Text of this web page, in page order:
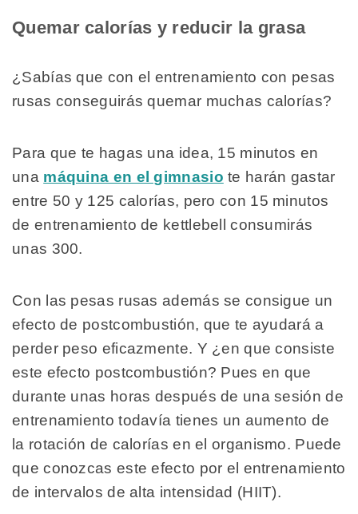
Quemar calorías y reducir la grasa
¿Sabías que con el entrenamiento con pesas
rusas conseguirás quemar muchas calorías?
Para que te hagas una idea, 15 minutos en
una máquina en el gimnasio te harán gastar
entre 50 y 125 calorías, pero con 15 minutos
de entrenamiento de kettlebell consumirás
unas 300.
Con las pesas rusas además se consigue un
efecto de postcombustión, que te ayudará a
perder peso eficazmente. Y ¿en que consiste
este efecto postcombustión? Pues en que
durante unas horas después de una sesión de
entrenamiento todavía tienes un aumento de
la rotación de calorías en el organismo. Puede
que conozcas este efecto por el entrenamiento
de intervalos de alta intensidad (HIIT).